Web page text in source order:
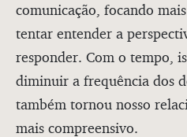
comunicação, focando
tentar entender a
responder. Com o tempo,
diminuir a frequência dos
também tornou nosso
mais compreensivo.